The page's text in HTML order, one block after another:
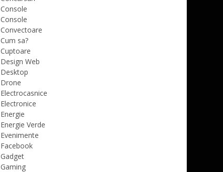
Console
Console
Convectoare
Cum sa?
Cuptoare
Design Web
Desktop
Drone
Electrocasnice
Electronice
Energie
Energie Verde
Evenimente
Facebook
Gadget
Gaming